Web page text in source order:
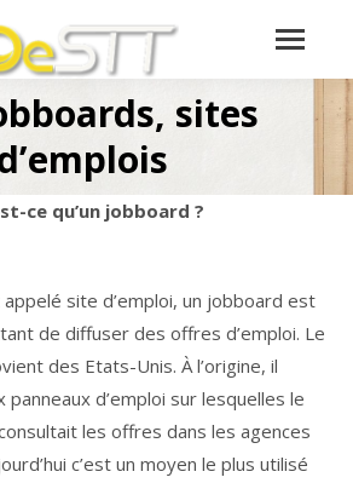
sites
ce qu’un jobboard ?
site d’emploi, un jobboard est
de diffuser des offres d’emploi. Le
des Etats-Unis. À l’origine, il
d’emploi sur lesquelles le
les offres dans les agences
c’est un moyen le plus utilisé